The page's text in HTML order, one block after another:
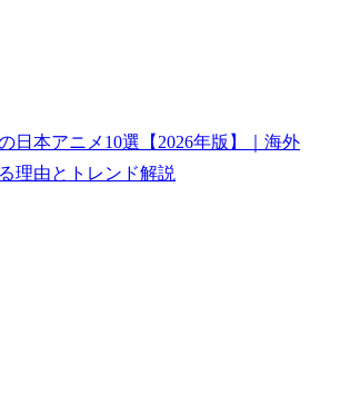
日本アニメ10選【2026年版】｜海外
理由とトレンド解説